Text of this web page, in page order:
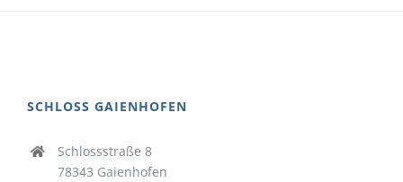
SCHLOSS GAIENHOFEN
Schlossstraße 8
78343 Gaienhofen